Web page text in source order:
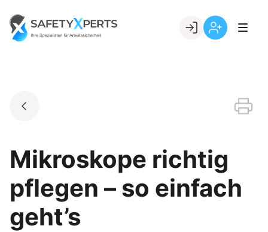
content
Go to landing page.
Mikroskope richtig
pflegen – so einfach
geht’s